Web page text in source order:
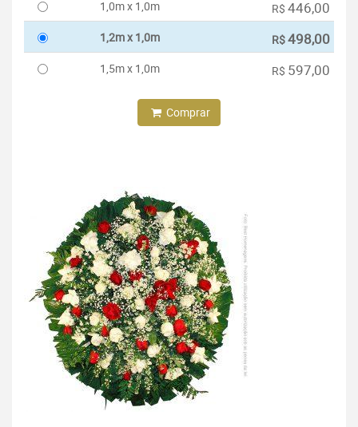
1,0m x 1,0m R$ 446,00
1,2m x 1,0m R$498,00
1,5m x 1,0m R$ 597,00
Comprar